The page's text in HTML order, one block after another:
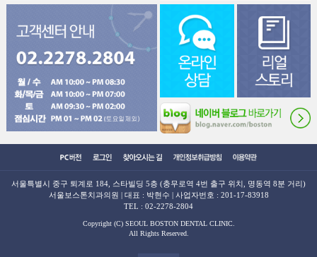
서울특별시 중구 퇴계로 184, 스타빌딩 5층 (충무로역 4번 출구 위치, 명동역 8분 거리)
서울보스톤치과의원 | 대표 : 박현수 | 사업자번호 : 201-17-83918
TEL : 02-2278-2804
Copyright (C) SEOUL BOSTON DENTAL CLINIC.
All Rights Reserved.